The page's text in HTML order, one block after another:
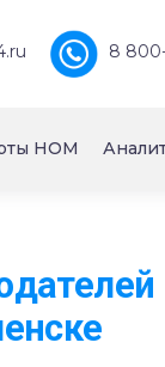
8 800-
НОМ